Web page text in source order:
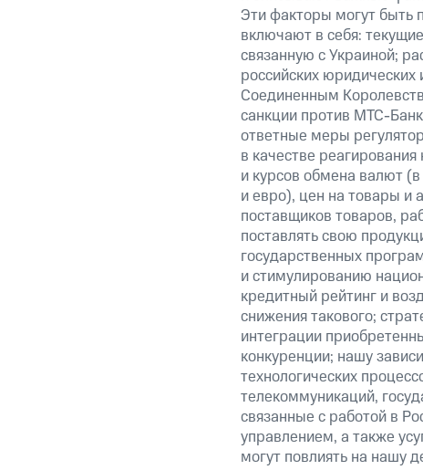
Эти факторы могут быть
включают в себя:
связанную с Украиной;
российских
Соединенным
санкции против МТС-
ответные меры
в качестве
и курсов обмена валют
и евро), цен на товары и
поставщиков товаров,
поставлять свою
государственных
и стимулированию
кредитный рейтинг и
снижения такового;
интеграции
конкуренции; нашу
технологических
телекоммуникаций,
связанные с работой в
управлением, а также
могут повлиять на нашу